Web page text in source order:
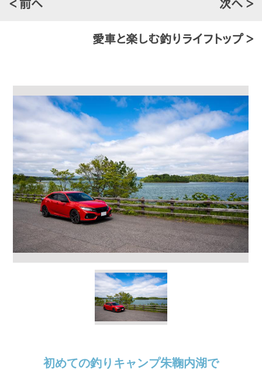
＜ 前へ 次へ ＞
愛車と楽しむ釣りライフトップ ＞
初めての釣りキャンプ朱鞠内湖で